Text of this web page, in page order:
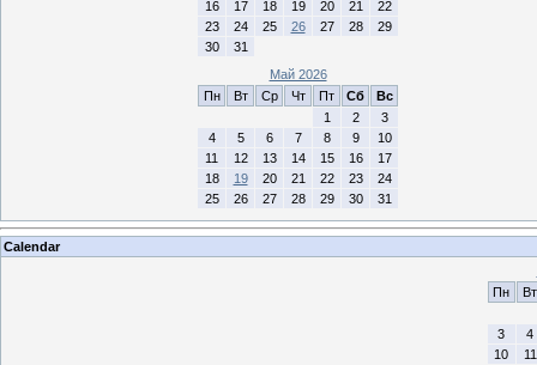
16
17 18 19 20 21
22
23
24 25 26 27 28
29
30
31
Май 2026
Пн
Вт Ср Чт Пт Сб
Вс
1
2
3
4
5 6 7 8 9
10
11
12 13 14 15 16
17
18
19 20 21 22 23
24
25
26 27 28 29 30 31
Calendar
Пн
Вт
3
4
10
11